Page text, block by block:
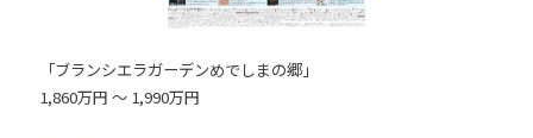
「ブランシエラガーデンめでしまの郷」
1,860万円 ～ 1,990万円